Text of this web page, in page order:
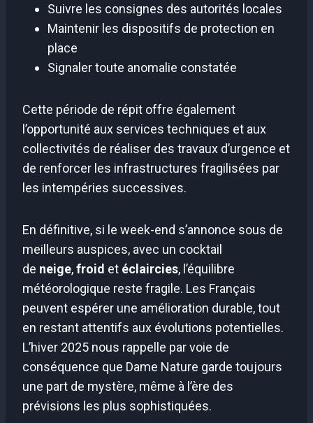
Suivre les consignes des autorités locales
Maintenir les dispositifs de protection en
place
Signaler toute anomalie constatée
Cette période de répit offre également
l’opportunité aux services techniques et aux
collectivités de réaliser des travaux d’urgence et
de renforcer les infrastructures fragilisées par
les intempéries successives.
En définitive, si le week-end s’annonce sous de
meilleurs auspices, avec un cocktail
de neige,froid et éclaircies, l’équilibre
météorologique reste fragile. Les Français
peuvent espérer une amélioration durable, tout
en restant attentifs aux évolutions potentielles.
L’hiver 2025 nous rappelle par voie de
conséquence que Dame Nature garde toujours
une part de mystère, même à l’ère des
prévisions les plus sophistiquées.